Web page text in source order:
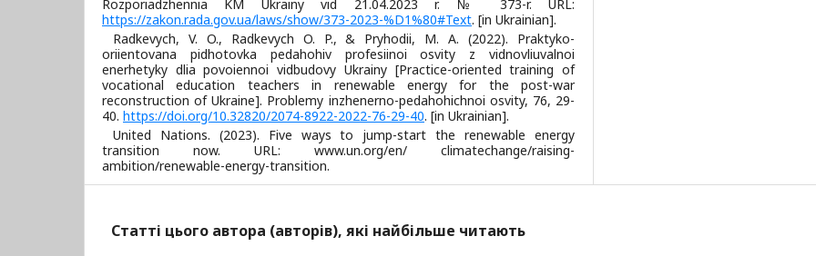
Rozporiadzhennia KM Ukrainy vid 21.04.2023 r. № 373-r. URL:
https://zakon.rada.gov.ua/laws/show/373-2023-%D1%80#Text. [in Ukrainian].
Radkevych, V. O., Radkevych O. P., & Pryhodii, M. A. (2022). Praktyko-
oriientovana pidhotovka pedahohiv profesiinoi osvity z vidnovliuvalnoi
enerhetyky dlia povoiennoi vidbudovy Ukrainy [Practice-oriented training of
vocational education teachers in renewable energy for the post-war
reconstruction of Ukraine]. Problemy inzhenerno-pedahohichnoi osvity, 76, 29-
40. https://doi.org/10.32820/2074-8922-2022-76-29-40. [in Ukrainian].
United Nations. (2023). Five ways to jump-start the renewable energy
transition now. URL: www.un.org/en/ climatechange/raising-
ambition/renewable-energy-transition.
Статті цього автора (авторів), які найбільше читають